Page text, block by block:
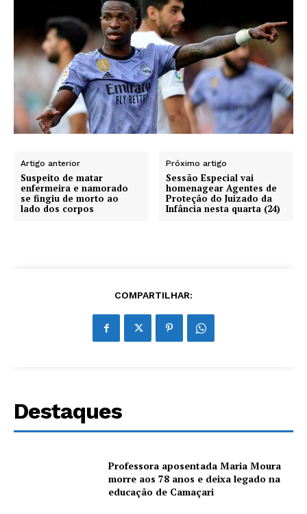
Artigo anterior
Suspeito de matar
enfermeira e namorado
se fingiu de morto ao
lado dos corpos
Próximo artigo
Sessão Especial vai
homenagear Agentes de
Proteção do Juizado da
Infância nesta quarta (24)
COMPARTILHAR:
Destaques
Professora aposentada Maria Moura
morre aos 78 anos e deixa legado na
educação de Camaçari